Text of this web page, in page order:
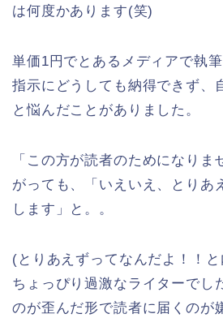
は何度かあります(笑)
単価1円でとあるメディアで執
指示にどうしても納得できず、
と悩んだことがありました。
「この方が読者のためになりま
がっても、「いえいえ、とりあ
します」と。。
(とりあえずってなんだよ！！と
ちょっぴり過激なライターでし
のが歪んだ形で読者に届くのが